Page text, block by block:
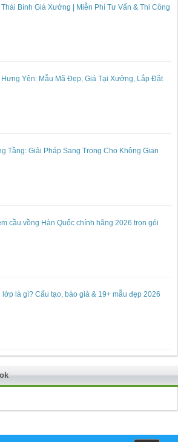
Bình Giá Xưởng | Miễn Phí Tư Vấn & Thi Công
Hưng Yên: Mẫu Mã Đẹp, Giá Tại Xưởng, Lắp Đặt
Tầng: Giải Pháp Sang Trọng Cho Không Gian
cầu vồng Hàn Quốc chính hãng 2026 trọn gói
lớp là gì? Cấu tạo, báo giá & 19+ mẫu đẹp 2026